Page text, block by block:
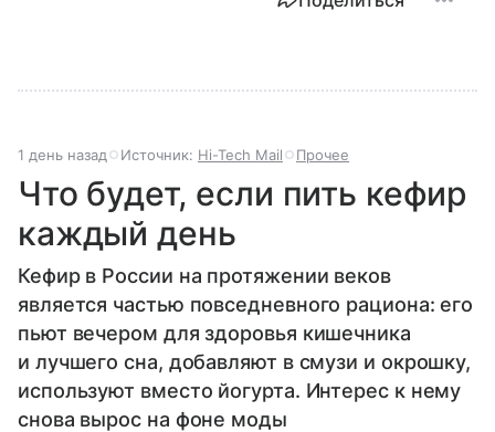
1 день назад Источник: Hi-Tech Mail Прочее
Что будет, если пить кефир
каждый день
Кефир в России на протяжении веков
является частью повседневного рациона: его
пьют вечером для здоровья кишечника
и лучшего сна, добавляют в смузи и окрошку,
используют вместо йогурта. Интерес к нему
снова вырос на фоне моды